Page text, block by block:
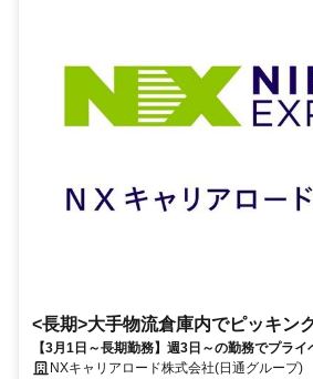
<長期>大手物流倉庫内でピッキン
【3月1日～長期勤務】週3日～の勤務でプラ
払いOK！未経験スタッフ多数活躍中！
NXキャリアロード株式会社(日通グループ)